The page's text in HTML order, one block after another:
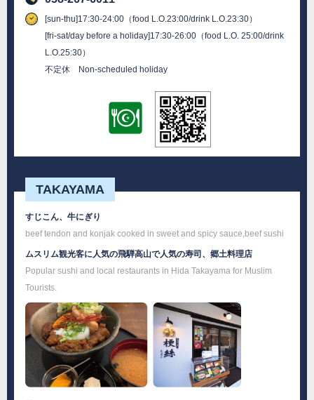
[sun-thu]17:30-24:00（food L.O.23:00/drink L.O.23:30）
[fri-sat/day before a holiday]17:30-26:00（food L.O. 25:00/drink
L.O.25:30）
不定休 Non-scheduled holiday
TAKAYAMA
すじこん、牛にぎり
beef tendon and konjak cooked in sweet and spicy sauce,beef sushi
ムスリム観光客に人気の飛騨高山で人気の寿司、郷土料理店
Popular sushi and local restaurants in Hida Takayama for Muslim
Tourists.